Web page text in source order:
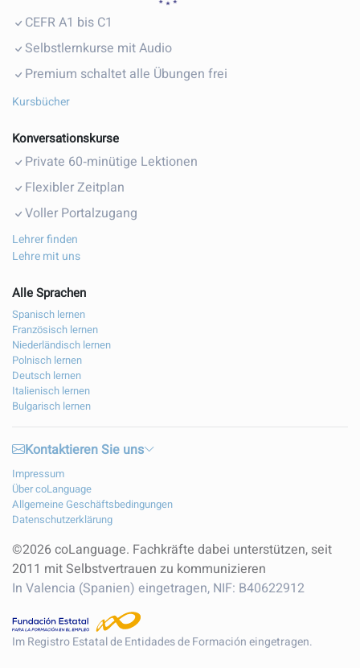
CEFR A1 bis C1
Selbstlernkurse mit Audio
Premium schaltet alle Übungen frei
Kursbücher
Konversationskurse
Private 60‑minütige Lektionen
Flexibler Zeitplan
Voller Portalzugang
Lehrer finden
Lehre mit uns
Alle Sprachen
Spanisch lernen
Französisch lernen
Niederländisch lernen
Polnisch lernen
Deutsch lernen
Italienisch lernen
Bulgarisch lernen
Kontaktieren Sie uns
Impressum
Über coLanguage
Allgemeine Geschäftsbedingungen
Datenschutzerklärung
©2026 coLanguage. Fachkräfte dabei unterstützen, seit
2011 mit Selbstvertrauen zu kommunizieren
In Valencia (Spanien) eingetragen, NIF: B40622912
Im Registro Estatal de Entidades de Formación eingetragen.